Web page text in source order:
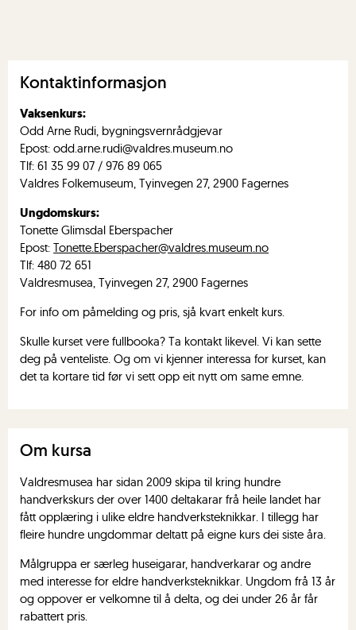
Kontaktinformasjon
Vaksenkurs:
Odd Arne Rudi, bygningsvernrådgjevar
Epost: odd.arne.rudi@valdres.museum.no
Tlf: 61 35 99 07 / 976 89 065
Valdres Folkemuseum, Tyinvegen 27, 2900 Fagernes
Ungdomskurs:
Tonette Glimsdal Eberspacher
Epost:Tonette.Eberspacher@valdres.museum.no
Tlf: 480 72 651
Valdresmusea, Tyinvegen 27, 2900 Fagernes
For info om påmelding og pris, sjå kvart enkelt kurs.
Skulle kurset vere fullbooka? Ta kontakt likevel. Vi kan sette
deg på venteliste. Og om vi kjenner interessa for kurset, kan
det ta kortare tid før vi sett opp eit nytt om same emne.
Om kursa
Valdresmusea har sidan 2009 skipa til kring hundre
handverkskurs der over 1400 deltakarar frå heile landet har
fått opplæring i ulike eldre handverksteknikkar. I tillegg har
fleire hundre ungdommar deltatt på eigne kurs dei siste åra.
Målgruppa er særleg huseigarar, handverkarar og andre
med interesse for eldre handverksteknikkar. Ungdom frå 13 år
og oppover er velkomne til å delta, og dei under 26 år får
rabattert pris.